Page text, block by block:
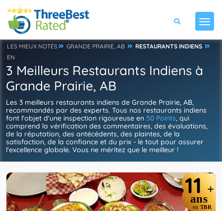
LES MIEUX NOTÉS GRANDE PRAIRIE, AB
RESTAURANTS INDIENS
EN
3 Meilleurs Restaurants Indiens à
Grande Prairie, AB
Les 3 meilleurs restaurants indiens de Grande Prairie, AB,
recommandés par des experts. Tous nos restaurants indiens
font l'objet d'une inspection rigoureuse en 50 Points, qui
comprend la vérification des commentaires, des évaluations,
de la réputation, des antécédents, des plaintes, de la
satisfaction, de la confiance et du prix - le tout pour assurer
l'excellence globale. Vous ne méritez que le meilleur !
11 +
ans
en TBR